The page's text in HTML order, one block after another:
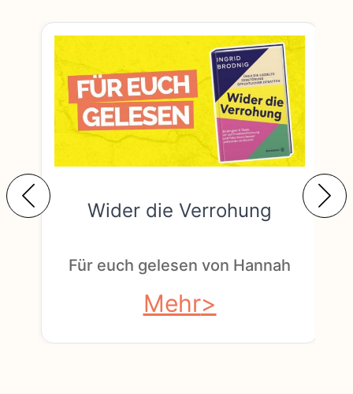
Wider die Verrohung
Für euch gelesen von Hannah
Mehr